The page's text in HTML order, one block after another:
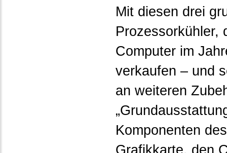
Mit diesen drei
Prozessorkühler,
Computer im
verkaufen – und
an weiteren
Komponenten
Grafikkarte, den